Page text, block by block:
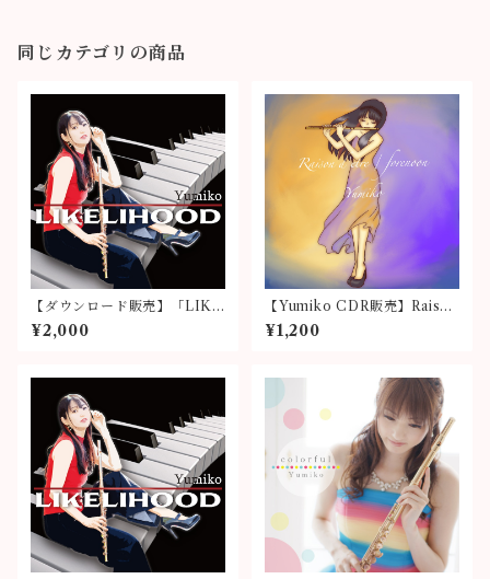
同じカテゴリの商品
【ダウンロード販売】「LIKE
LIHOOD」
¥2,000
【Yumiko CDR販売】Raison
d'etre / forenoon
¥1,200